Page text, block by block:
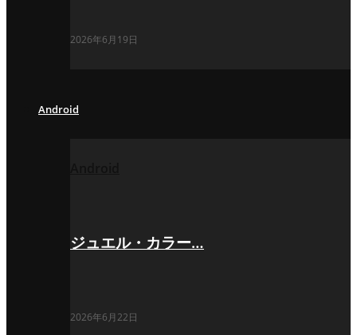
2026年6月19日
Android
ジュエル・カラー…
2026年6月22日